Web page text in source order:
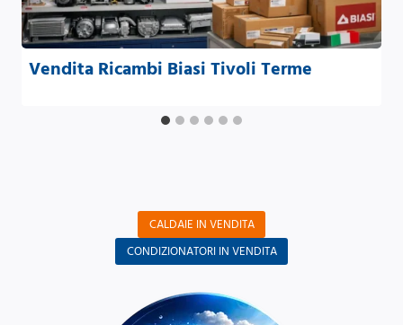
Vendita Ricambi Biasi Tivoli Terme
CALDAIE IN VENDITA
CONDIZIONATORI IN VENDITA